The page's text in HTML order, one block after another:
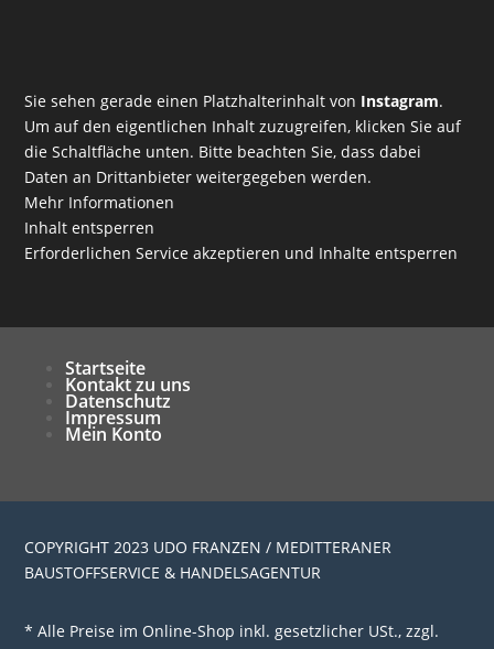
Sie sehen gerade einen Platzhalterinhalt von Instagram.
Um auf den eigentlichen Inhalt zuzugreifen, klicken Sie auf
die Schaltfläche unten. Bitte beachten Sie, dass dabei
Daten an Drittanbieter weitergegeben werden.
Mehr Informationen
Inhalt entsperren
Erforderlichen Service akzeptieren und Inhalte entsperren
Startseite
Kontakt zu uns
Datenschutz
Impressum
Mein Konto
COPYRIGHT 2023 UDO FRANZEN / MEDITTERANER
BAUSTOFFSERVICE & HANDELSAGENTUR
* Alle Preise im Online-Shop inkl. gesetzlicher USt., zzgl.